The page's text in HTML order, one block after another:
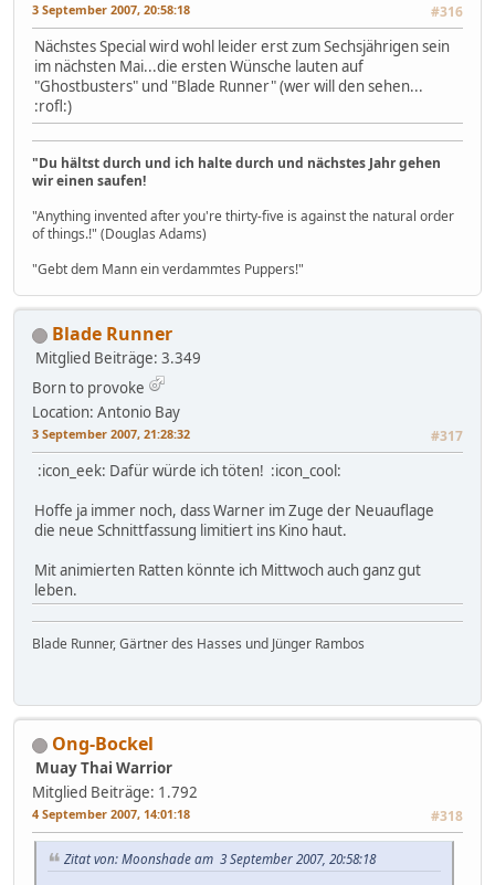
3 September 2007, 20:58:18 #316
Nächstes Special wird wohl leider erst zum Sechsjährigen sein
im nächsten Mai...die ersten Wünsche lauten auf
"Ghostbusters" und "Blade Runner" (wer will den sehen...
:rofl:)
"Du hältst durch und ich halte durch und nächstes Jahr gehen
wir einen saufen!
"Anything invented after you're thirty-five is against the natural order
of things.!" (Douglas Adams)
"Gebt dem Mann ein verdammtes Puppers!"
Blade Runner
Mitglied Beiträge: 3.349
Born to provoke
Location: Antonio Bay
3 September 2007, 21:28:32 #317
:icon_eek: Dafür würde ich töten! :icon_cool:
Hoffe ja immer noch, dass Warner im Zuge der Neuauflage
die neue Schnittfassung limitiert ins Kino haut.
Mit animierten Ratten könnte ich Mittwoch auch ganz gut
leben.
Blade Runner, Gärtner des Hasses und Jünger Rambos
Ong-Bockel
Muay Thai Warrior
Mitglied Beiträge: 1.792
4 September 2007, 14:01:18 #318
Zitat von: Moonshade am 3 September 2007, 20:58:18